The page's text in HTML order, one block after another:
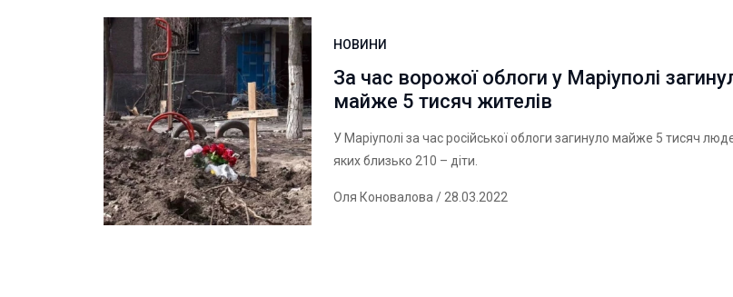
НОВИНИ
За час ворожої облоги у Маріуполі
майже 5 тисяч жителів
У Маріуполі за час російської облоги загинуло майже 5 тисяч
яких близько 210 – діти.
Оля Коновалова / 28.03.2022